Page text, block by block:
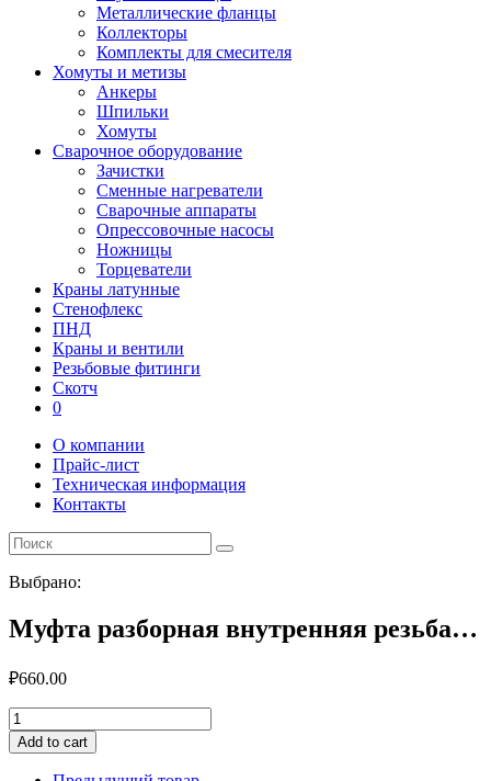
Металлические фланцы
Коллекторы
Комплекты для смесителя
Хомуты и метизы
Анкеры
Шпильки
Хомуты
Сварочное оборудование
Зачистки
Сменные нагреватели
Сварочные аппараты
Опрессовочные насосы
Ножницы
Торцеватели
Краны латунные
Стенофлекс
ПНД
Краны и вентили
Резьбовые фитинги
Скотч
0
О компании
Прайс-лист
Техническая информация
Контакты
Выбрано:
Муфта разборная внутренняя резьба…
₽660.00
Муфта
разборная
внутренняя
резьба
Add to cart